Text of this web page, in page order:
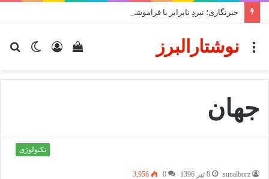
خبرنگاری؛ نبردِ نابرابر با فراموشی و سکوت
تغییر
ورود
دیدن
خرید
نوشتارالبرزمنو
جهان
تکنولوژی
sunalborz 8 تیر 1396 0
3,956